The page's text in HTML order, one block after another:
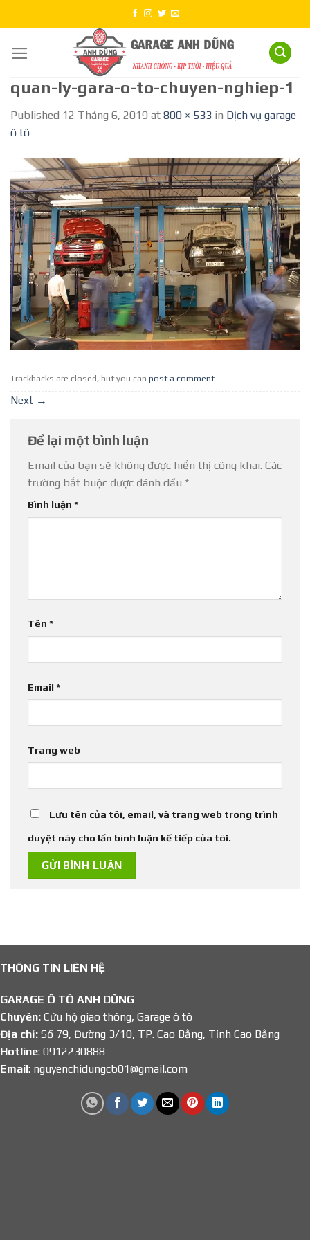
to
quan-ly-gara-o-to-chuyen-nghiep-1
Published 12 Tháng 6, 2019 at 800 × 533 in Dịch vụ garage
ô tô
Trackbacks are closed, but you can post a comment.
Next →
Để lại một bình luận
Email của bạn sẽ không được hiển thị công khai. Các
trường bắt buộc được đánh dấu *
Bình luận *
Tên *
Email *
Trang web
Lưu tên của tôi, email, và trang web trong trình
duyệt này cho lần bình luận kế tiếp của tôi.
THÔNG TIN LIÊN HỆ
GARAGE Ô TÔ ANH DŨNG
Chuyên: Cứu hộ giao thông, Garage ô tô
Địa chỉ: Số 79, Đường 3/10, TP. Cao Bằng, Tỉnh Cao Bằng
Hotline: 0912230888
Email: nguyenchidungcb01@gmail.com